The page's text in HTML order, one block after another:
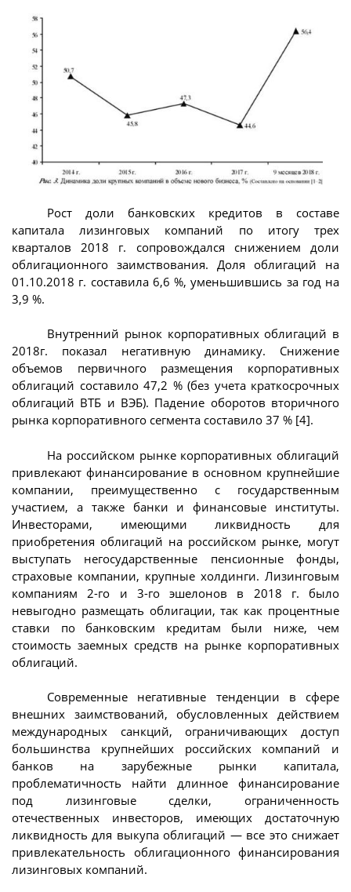
Рост доли банковских кредитов в составе
капитала лизинговых компаний по итогу трех
кварталов 2018 г. сопровождался снижением доли
облигационного заимствования. Доля облигаций на
01.10.2018 г. составила 6,6 %, уменьшившись за год на
3,9 %.
Внутренний рынок корпоративных облигаций в
2018г. показал негативную динамику. Снижение
объемов первичного размещения корпоративных
облигаций составило 47,2 % (без учета краткосрочных
облигаций ВТБ и ВЭБ). Падение оборотов вторичного
рынка корпоративного сегмента составило 37 % [4].
На российском рынке корпоративных облигаций
привлекают финансирование в основном крупнейшие
компании, преимущественно с государственным
участием, а также банки и финансовые институты.
Инвесторами, имеющими ликвидность для
приобретения облигаций на российском рынке, могут
выступать негосударственные пенсионные фонды,
страховые компании, крупные холдинги. Лизинговым
компаниям 2-го и 3-го эшелонов в 2018 г. было
невыгодно размещать облигации, так как процентные
ставки по банковским кредитам были ниже, чем
стоимость заемных средств на рынке корпоративных
облигаций.
Современные негативные тенденции в сфере
внешних заимствований, обусловленных действием
международных санкций, ограничивающих доступ
большинства крупнейших российских компаний и
банков на зарубежные рынки капитала,
проблематичность найти длинное финансирование
под лизинговые сделки, ограниченность
отечественных инвесторов, имеющих достаточную
ликвидность для выкупа облигаций — все это снижает
привлекательность облигационного финансирования
лизинговых компаний.